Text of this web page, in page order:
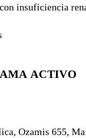
insuficiencia
ACTIVO
Ozamis 655,